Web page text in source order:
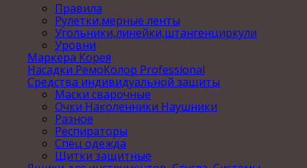
Правила
Рулетки,мерные ленты
Угольники,линейки,штангенциркули
Уровни
Маркера Корея
Насадки РемоКолор Professional
Средства индивидуальной защиты
Маски сварочные
Очки Наколенники Наушники
Разное
Респираторы
Спец одежда
Щитки защитные